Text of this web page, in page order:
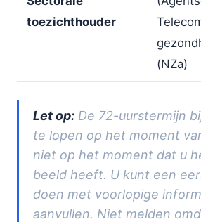
toezichthouder
(NZa)
Let op: De 72-uurstermijn
te lopen op het moment
niet op het moment dat u
beeld heeft. U kunt een
doen met voorlopige
aanvullen. Niet melden